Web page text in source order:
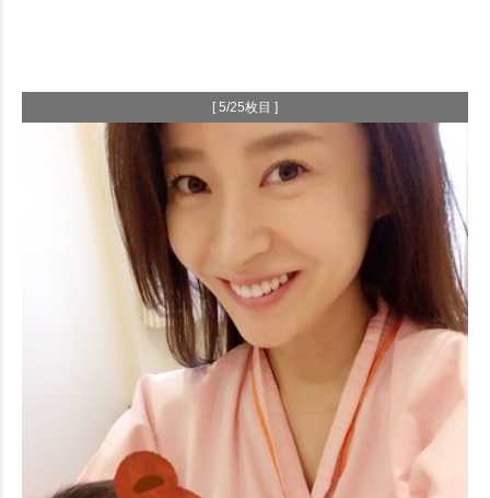
[ 5/25枚目 ]